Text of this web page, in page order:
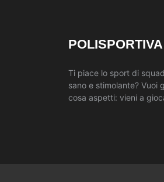
Ti piace lo sport di
sano e stimolante? Vuoi
cosa aspetti: vieni a